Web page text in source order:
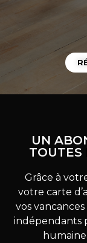
UN
TOUTES
Grâce à
votre carte
vos
indépendants